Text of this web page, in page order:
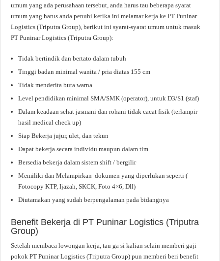
umum yang ada perusahaan tersebut, anda harus tau beberapa syarat
umum yang harus anda penuhi ketika ini melamar kerja ke PT Puninar
Logistics (Triputra Group), berikut ini syarat-syarat umum untuk masuk
PT Puninar Logistics (Triputra Group):
Tidak bertindik dan bertato dalam tubuh
Tinggi badan minimal wanita / pria diatas 155 cm
Tidak menderita buta warna
Level pendidikan minimal SMA/SMK (operator), untuk D3/S1 (staf)
Dalam keadaan sehat jasmani dan rohani tidak cacat fisik (terlampir
hasil medical check up)
Siap Bekerja jujur, ulet, dan tekun
Dapat bekerja secara individu maupun dalam tim
Bersedia bekerja dalam sistem shift / bergilir
Memiliki dan Melampirkan dokumen yang diperlukan seperti (
Fotocopy KTP, Ijazah, SKCK, Foto 4×6, Dll)
Diutamakan yang sudah berpengalaman pada bidangnya
Benefit Bekerja di PT Puninar Logistics (Triputra
Group)
Setelah membaca lowongan kerja, tau ga si kalian selain memberi gaji
pokok PT Puninar Logistics (Triputra Group) pun memberi beri benefit